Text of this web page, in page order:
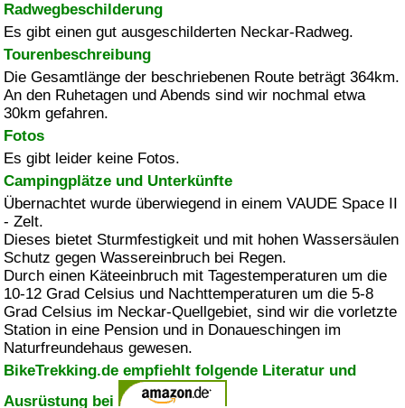
Radwegbeschilderung
Es gibt einen gut ausgeschilderten Neckar-Radweg.
Tourenbeschreibung
Die Gesamtlänge der beschriebenen Route beträgt 364km.
An den Ruhetagen und Abends sind wir nochmal etwa
30km gefahren.
Fotos
Es gibt leider keine Fotos.
Campingplätze und Unterkünfte
Übernachtet wurde überwiegend in einem VAUDE Space II
- Zelt.
Dieses bietet Sturmfestigkeit und mit hohen Wassersäulen
Schutz gegen Wassereinbruch bei Regen.
Durch einen Käteeinbruch mit Tagestemperaturen um die
10-12 Grad Celsius und Nachttemperaturen um die 5-8
Grad Celsius im Neckar-Quellgebiet, sind wir die vorletzte
Station in eine Pension und in Donaueschingen im
Naturfreundehaus gewesen.
BikeTrekking.de empfiehlt folgende Literatur und
Ausrüstung bei